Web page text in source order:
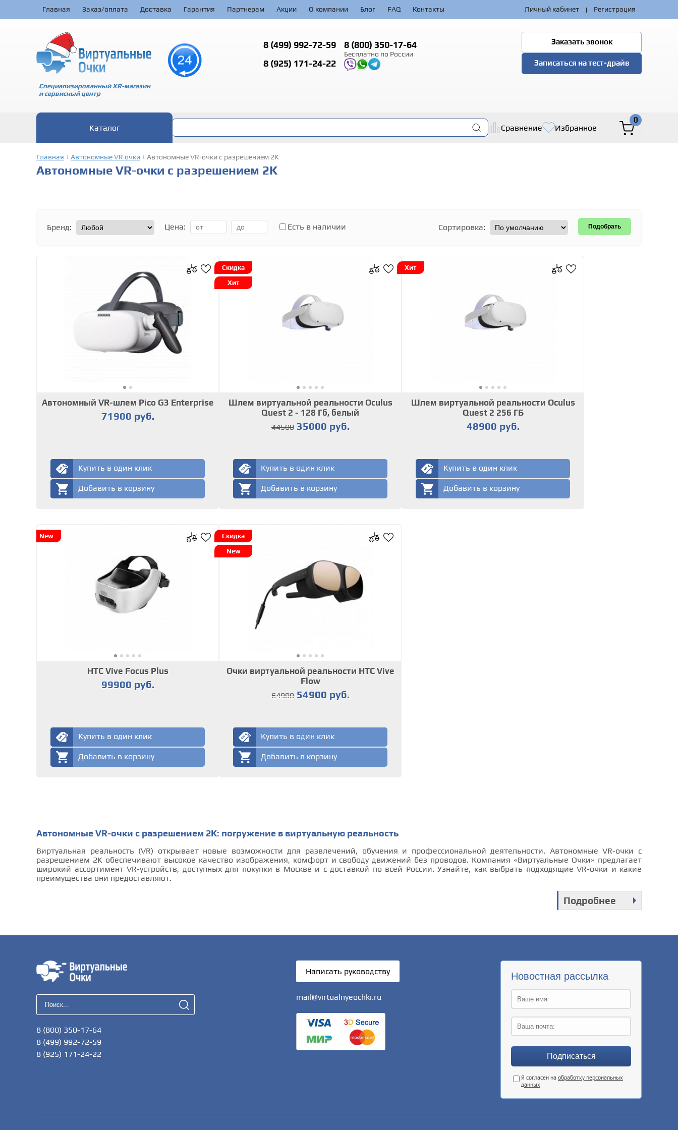
Главная Заказ/оплата Доставка Гарантия Партнерам Акции О компании Блог FAQ Контакты Личный кабинет | Регистрация
Специализированный XR-магазин
и сервисный центр
8 (499) 992-72-59 8 (800) 350-17-64
Бесплатно по России
8 (925) 171-24-22
Заказать звонок
Записаться на тест-драйв
Каталог Сравнение Избранное
0
Главная Автономные VR очки Автономные VR-очки с разрешением 2K
Автономные VR-очки с разрешением 2K
Бренд: Цена: Есть в наличии Сортировка:
Автономный VR-шлем Pico G3 Enterprise
71900 руб.
Купить в один клик
Добавить в корзину
Скидка
Хит
Шлем виртуальной реальности Oculus
Quest 2 - 128 Гб, белый
4450035000 руб.
Купить в один клик
Добавить в корзину
Хит
Шлем виртуальной реальности Oculus
Quest 2 256 ГБ
48900 руб.
Купить в один клик
Добавить в корзину
New
HTC Vive Focus Plus
99900 руб.
Купить в один клик
Добавить в корзину
Скидка
New
Очки виртуальной реальности HTC Vive
Flow
6490054900 руб.
Купить в один клик
Добавить в корзину
Автономные VR-очки с разрешением 2K: погружение в виртуальную реальность
Виртуальная реальность (VR) открывает новые возможности для развлечений, обучения и профессиональной деятельности. Автономные VR-очки с
разрешением 2K обеспечивают высокое качество изображения, комфорт и свободу движений без проводов. Компания «Виртуальные Очки» предлагает
широкий ассортимент VR-устройств, доступных для покупки в Москве и с доставкой по всей России. Узнайте, как выбрать подходящие VR-очки и какие
преимущества они предоставляют.
Подробнее
8 (800) 350-17-64
8 (499) 992-72-59
8 (925) 171-24-22
Написать руководству
mail@virtualnyeochki.ru
Новостная рассылка
Я согласен на обработку персональных
данных